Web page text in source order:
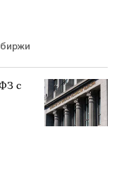
биржи
с